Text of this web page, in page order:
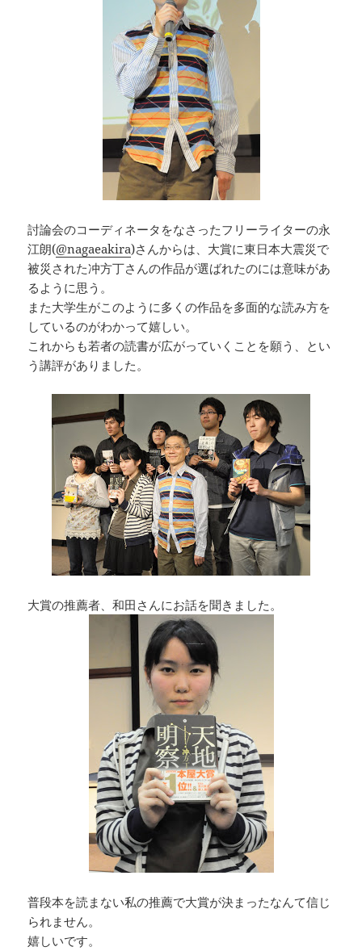
討論会のコーディネータをなさったフリーライターの永
江朗(@nagaeakira)さんからは、大賞に東日本大震災で
被災された冲方丁さんの作品が選ばれたのには意味があ
るように思う。
また大学生がこのように多くの作品を多面的な読み方を
しているのがわかって嬉しい。
これからも若者の読書が広がっていくことを願う、とい
う講評がありました。
大賞の推薦者、和田さんにお話を聞きました。
普段本を読まない私の推薦で大賞が決まったなんて信じ
られません。
嬉しいです。